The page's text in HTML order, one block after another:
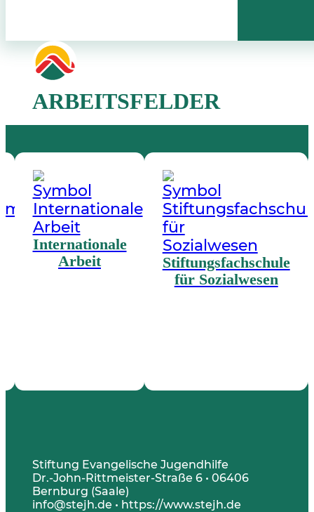
ARBEITSFELDER
Internationale
Arbeit
Stiftungsfachschule
für Sozialwesen
Stiftung Evangelische Jugendhilfe
Dr.-John-Rittmeister-Straße 6 • 06406
Bernburg (Saale)
info@stejh.de • https://www.stejh.de